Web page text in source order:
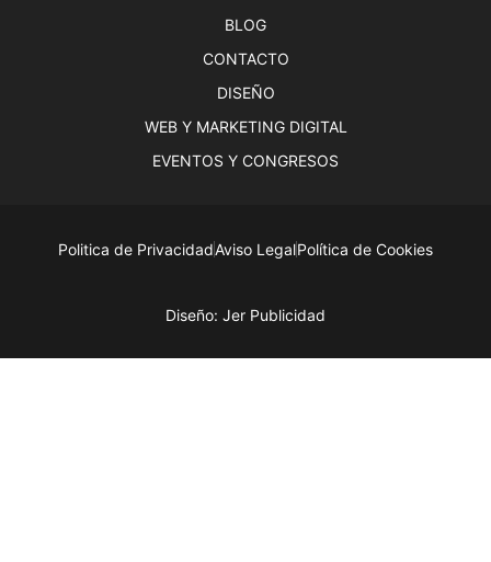
BLOG
CONTACTO
DISEÑO
WEB Y MARKETING DIGITAL
EVENTOS Y CONGRESOS
Politica de PrivacidadAviso LegalPolítica de Cookies
Diseño: Jer Publicidad